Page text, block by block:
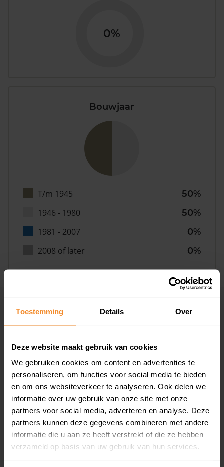
Toestemming Details Over
Deze website maakt gebruik van cookies
We gebruiken cookies om content en advertenties te
personaliseren, om functies voor social media te bieden
en om ons websiteverkeer te analyseren. Ook delen we
informatie over uw gebruik van onze site met onze
partners voor social media, adverteren en analyse. Deze
partners kunnen deze gegevens combineren met andere
informatie die u aan ze heeft verstrekt of die ze hebben
verzameld op basis van uw gebruik van hun services.
0%
Bouwjaar
T/m 1945
50%
1946 - 1980
50%
1981 - 2007
0%
2008 of later
0%
Inwoners
Type huishoudens
Eénpersoons
32%